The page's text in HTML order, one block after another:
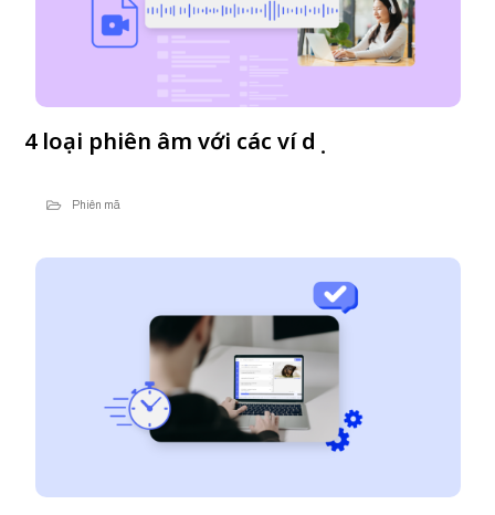
4 loại phiên âm với các ví dụ
Phiên mã